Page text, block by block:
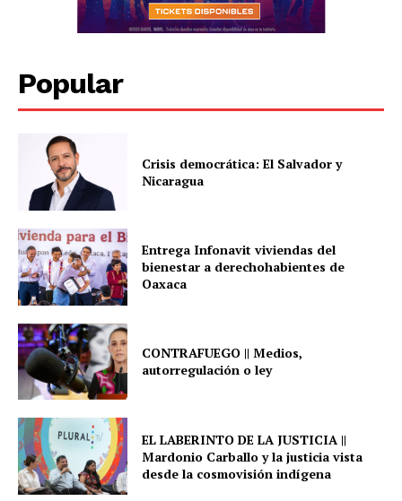
Popular
Crisis democrática: El Salvador y
Nicaragua
Entrega Infonavit viviendas del
bienestar a derechohabientes de
Oaxaca
CONTRAFUEGO || Medios,
autorregulación o ley
EL LABERINTO DE LA JUSTICIA ||
Mardonio Carballo y la justicia vista
desde la cosmovisión indígena